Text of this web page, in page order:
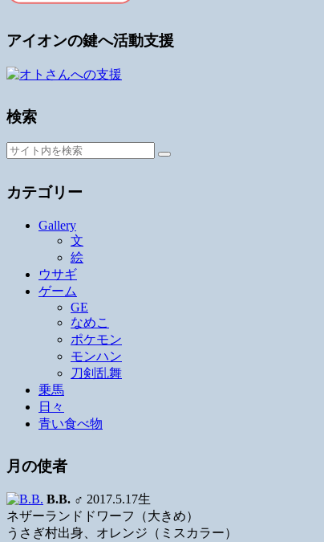
アイオンの鍵へ活動支援
検索
カテゴリー
Gallery
文
絵
ウサギ
ゲーム
GE
なめこ
ポケモン
モンハン
刀剣乱舞
乗馬
日々
青い食べ物
月の使者
B.B. ♂ 2017.5.17生
ネザーランドドワーフ（大きめ）
うさぎ村出身、オレンジ（ミスカラー）